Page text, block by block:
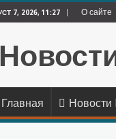
7, 2026, 11:27 О сайте
Главная Новости